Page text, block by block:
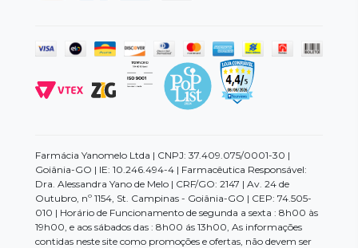
Farmácia Yanomelo Ltda | CNPJ: 37.409.075/0001-30 |
Goiânia-GO | IE: 10.246.494-4 | Farmacêutica Responsável:
Dra. Alessandra Yano de Melo | CRF/GO: 2147 | Av. 24 de
Outubro, nº 1154, St. Campinas - Goiânia-GO | CEP: 74.505-
010 | Horário de Funcionamento de segunda a sexta : 8h00 às
19h00, e aos sábados das : 8h00 ás 13h00, As informações
contidas neste site como promoções e ofertas, não devem ser